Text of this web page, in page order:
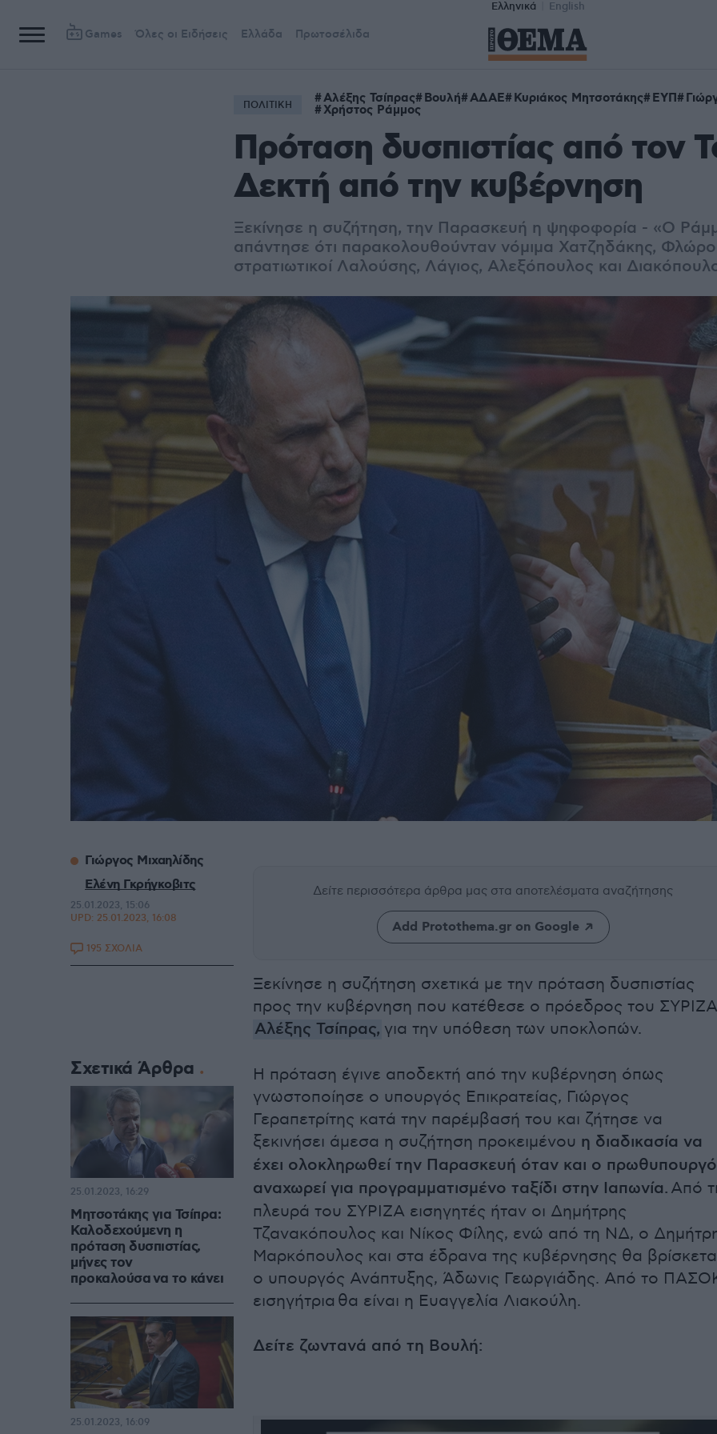
Ελληνικά English
Games Όλες οι Ειδήσεις Ελλάδα Πρωτοσέλιδα
ΠΟΛΙΤΙΚΗ Αλέξης Τσίπρας Βουλή ΑΔΑΕ Κυριάκος Μητσοτάκης ΕΥΠ
Χρήστος Ράμμος
Πρόταση δυσπιστίας από τον
Δεκτή από την κυβέρνηση
Ξεκίνησε η συζήτηση, την Παρασκευή η ψηφοφορία - «Ο
απάντησε ότι παρακολουθούνταν νόμιμα Χατζηδάκης,
στρατιωτικοί Λαλούσης, Λάγιος, Αλεξόπουλος και
Δείτε περισσότερα άρθρα μας στα αποτελέσματα αναζήτησης
Add Protothema.gr on Google
Ξεκίνησε η συζήτηση σχετικά με την πρόταση δυσπιστίας
προς την κυβέρνηση που κατέθεσε ο πρόεδρος του
Αλέξης Τσίπρας, για την υπόθεση των υποκλοπών.
Η πρόταση έγινε αποδεκτή από την κυβέρνηση όπως
γνωστοποίησε ο υπουργός Επικρατείας, Γιώργος
Γεραπετρίτης κατά την παρέμβασή του και ζήτησε να
ξεκινήσει άμεσα η συζήτηση προκειμένου η διαδικασία να
έχει ολοκληρωθεί την Παρασκευή όταν και ο
αναχωρεί για προγραμματισμένο ταξίδι στην Ιαπωνία. Από
πλευρά του ΣΥΡΙΖΑ εισηγητές ήταν οι Δημήτρης
Τζανακόπουλος και Νίκος Φίλης, ενώ από τη ΝΔ, ο
Μαρκόπουλος και στα έδρανα της κυβέρνησης θα
ο υπουργός Ανάπτυξης, Άδωνις Γεωργιάδης. Από το
εισηγήτρια θα είναι η Ευαγγελία Λιακούλη.
Δείτε ζωντανά από τη Βουλή:
Γιώργος Μιχαηλίδης
Ελένη Γκρήγκοβιτς
25.01.2023, 15:06
UPD: 25.01.2023, 16:08
195 ΣΧΟΛΙΑ
Σχετικά Άρθρα
Μητσοτάκης για Τσίπρα:
Καλοδεχούμενη η
πρόταση δυσπιστίας,
μήνες τον
προκαλούσα να το κάνει
25.01.2023, 16:29
25.01.2023, 16:09